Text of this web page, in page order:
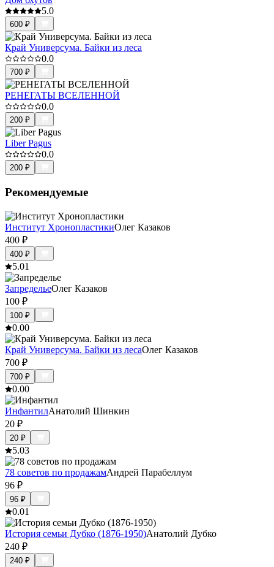
5.0
600 ₽
Край Универсума. Байки из леса
0.0
700 ₽
РЕНЕГАТЫ ВСЕЛЕННОЙ
0.0
200 ₽
Liber Pagus
0.0
200 ₽
Рекомендуемые
Институт ХронопластикиОлег Казаков
400 ₽
400 ₽
5.01
ЗапредельеОлег Казаков
100 ₽
100 ₽
0.00
Край Универсума. Байки из лесаОлег Казаков
700 ₽
700 ₽
0.00
ИнфантилАнатолий Шинкин
20 ₽
20 ₽
5.03
78 советов по продажамАндрей Парабеллум
96 ₽
96 ₽
0.01
История семьи Дубко (1876-1950)Анатолий Дубко
240 ₽
240 ₽